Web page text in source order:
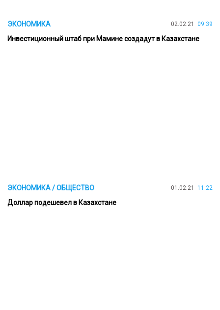
ЭКОНОМИКА 02.02.21 09:39
Инвестиционный штаб при Мамине создадут в Казахстане
ЭКОНОМИКА / ОБЩЕСТВО 01.02.21 11:22
Доллар подешевел в Казахстане